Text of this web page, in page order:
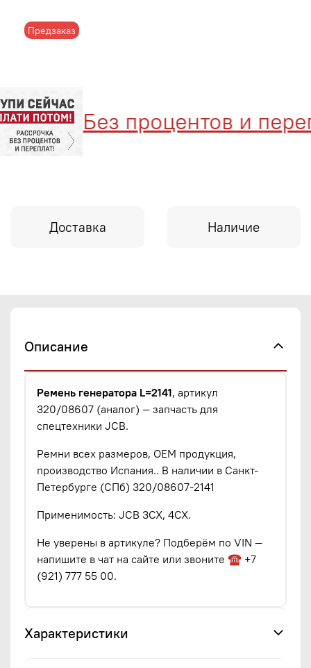
Предзаказ
Без процентов и
Доставка Наличие
Описание
Ремень генератора L=2141, артикул
320/08607 (аналог) — запчасть для
спецтехники JCB.
Ремни всех размеров, OEM продукция,
производство Испания.. В наличии в Санкт-
Петербурге (СПб) 320/08607-2141
Применимость: JCB 3CX, 4CX.
Не уверены в артикуле? Подберём по VIN —
напишите в чат на сайте или звоните ☎ +7
(921) 777 55 00.
Характеристики